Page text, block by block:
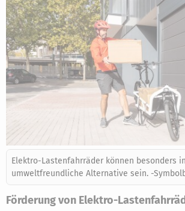
Elektro-Lastenfahrräder können besonders
umweltfreundliche Alternative sein. -
Förderung von Elektro-